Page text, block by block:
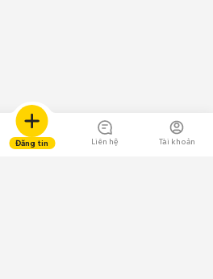
Đăng tin Liên hệ Tài khoản